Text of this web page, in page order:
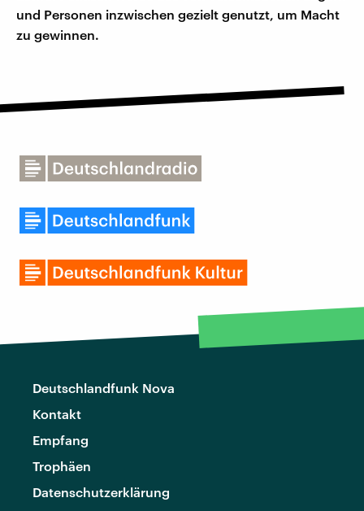
und Personen inzwischen gezielt genutzt, um Macht
zu gewinnen.
Deutschlandfunk Nova
Kontakt
Empfang
Trophäen
Datenschutzerklärung